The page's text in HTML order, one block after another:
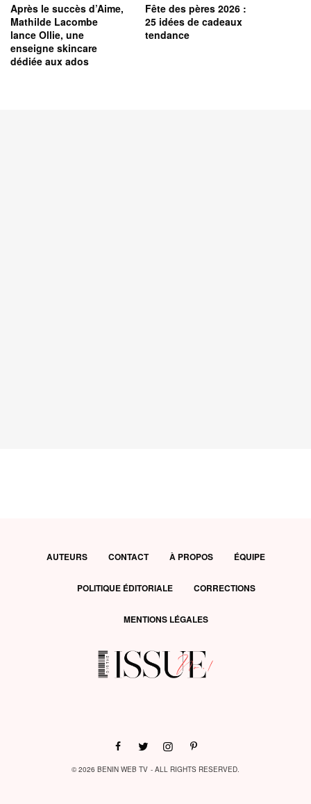
Après le succès d’Aime,
Mathilde Lacombe
lance Ollie, une
enseigne skincare
dédiée aux ados
Fête des pères 2026 :
25 idées de cadeaux
tendance
AUTEURS CONTACT À PROPOS ÉQUIPE
POLITIQUE ÉDITORIALE CORRECTIONS
MENTIONS LÉGALES
© 2026 BENIN WEB TV - ALL RIGHTS RESERVED.